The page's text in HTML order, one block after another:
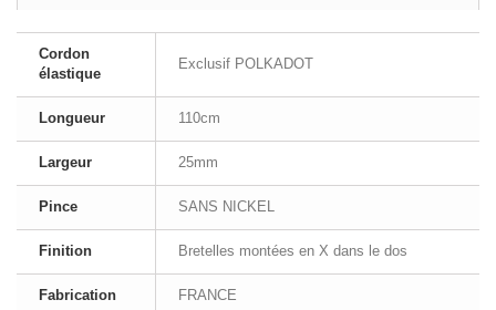
Cordon
élastique
Exclusif POLKADOT
Longueur 110cm
Largeur 25mm
Pince SANS NICKEL
Finition Bretelles montées en X dans le dos
Fabrication FRANCE